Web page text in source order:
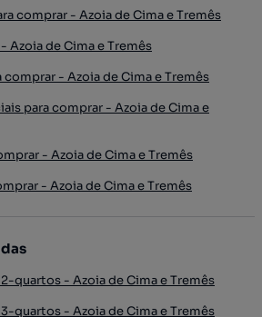
comprar - Azoia de Cima e Tremês
Azoia de Cima e Tremês
- Azoia de Cima e Tremês
para comprar - Azoia de Cima e
- Azoia de Cima e Tremês
- Azoia de Cima e Tremês
quartos - Azoia de Cima e Tremês
quartos - Azoia de Cima e Tremês